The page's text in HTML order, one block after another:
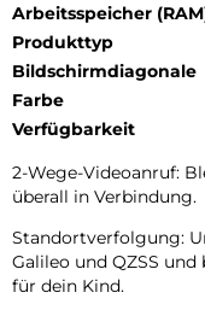
Arbeitsspeicher
Produkttyp
Bildschirmdiagonale
Farbe
Verfügbarkeit
2-Wege-Videoanruf:
überall in Verbindung.
Standortverfolgung:
Galileo und QZSS
für dein Kind.